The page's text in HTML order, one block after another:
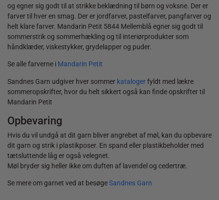
og egner sig godt til at strikke beklædning til børn og voksne. Der er
farver til hver en smag. Der er jordfarver, pastelfarver, pangfarver og
helt klare farver. Mandarin Petit 5844 Mellemblå egner sig godt til
sommerstrik og sommerhækling og til interiørprodukter som
håndklæder, viskestykker, grydelapper og puder.
Se alle farverne i Mandarin Petit
Sandnes Garn udgiver hver sommer katalogerfyldt med lækre
sommeropskrifter, hvor du helt sikkert også kan finde opskrifter til
Mandarin Petit
Opbevaring
Hvis du vil undgå at dit garn bliver angrebet af møl, kan du opbevare
dit garn og strik i plastikposer. En spand eller plastikbeholder med
tætsluttende låg er også velegnet.
Møl bryder sig heller ikke om duften af lavendel og cedertræ.
Se mere om garnet ved at besøgeSandnes Garn